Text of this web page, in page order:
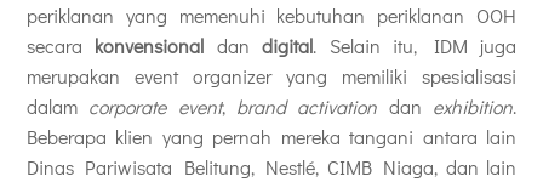
periklanan yang memenuhi kebutuhan periklanan OOH
secara konvensional dandigital. Selain itu, IDM juga
merupakan event organizer yang memiliki spesialisasi
dalam corporate event, brand activation dan exhibition.
Beberapa klien yang pernah mereka tangani antara lain
Dinas Pariwisata Belitung, Nestlé, CIMB Niaga, dan lain